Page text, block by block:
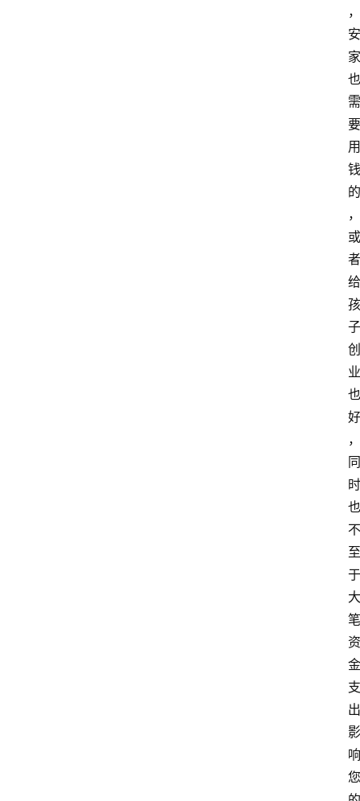
，
安
家
也
需
要
用
钱
的
，
或
者
给
孩
子
创
业
也
好
，
同
时
也
不
至
于
大
笔
资
金
支
出
影
响
您